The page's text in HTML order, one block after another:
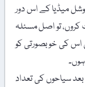
میڈیا کے اس دور
کروں، تو اصل مسئلہ
اس کی خوبصورتی کو
سیاحوں کی تعداد